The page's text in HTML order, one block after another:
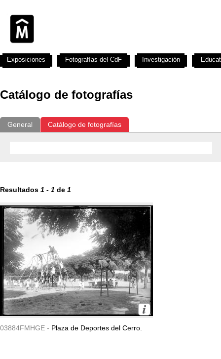
Catálogo de fotografías
General Catálogo de fotografías
Resultados 1 - 1 de 1
03884FMHGE - Plaza de Deportes del Cerro.
Exposiciones Fotografías del CdF Investigación